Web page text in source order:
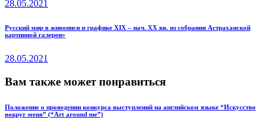
записям
28.05.2021
Next
post:
Русский мир в живописи и графике XIX – нач. XX вв. из собрания Астраханской
картинной галереи»
28.05.2021
Вам также может понравиться
Положение о проведении конкурса выступлений на английском языке “Искусство
вокруг меня” (“Art around me”)